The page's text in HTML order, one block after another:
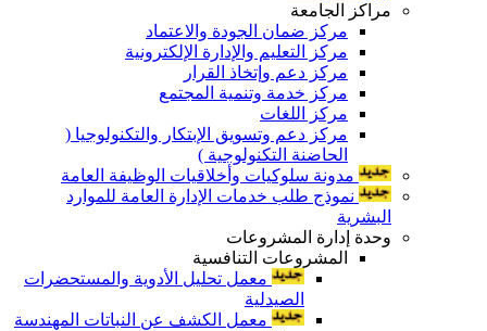
مراكز الجامعة
مركز ضمان الجودة والاعتماد
مركز التعليم والإدارة الإلكترونية
مركز دعم وإتخاذ القرار
مركز خدمة وتنمية المجتمع
مركز اللغات
مركز دعم وتسويق الإبتكار والتكنولوجيا (
الحاضنة التكنولوجية )
مدونة سلوكيات وأخلاقيات الوظيفة العامة
نموذج طلب خدمات الإدارة العامة للموارد
البشرية
وحدة إدارة المشروعات
المشروعات التنافسية
معمل تحليل الأدوية والمستحضرات
الصيدلية
معمل الكشف عن النباتات المهندسة